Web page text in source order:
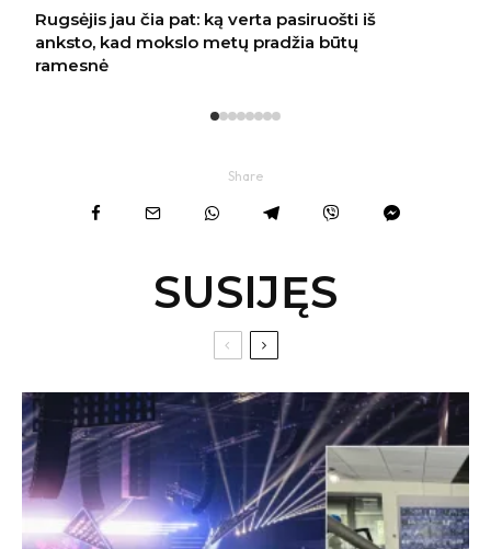
Share
SUSIJĘS